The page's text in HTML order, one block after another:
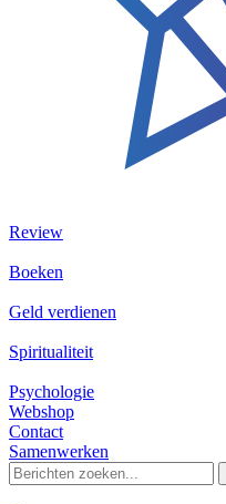
Review
Boeken
Geld verdienen
Spiritualiteit
Psychologie
Webshop
Contact
Samenwerken
Zoeken
naar: